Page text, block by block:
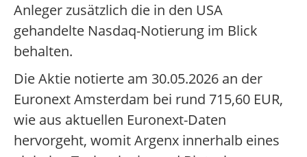
Anleger zusätzlich die in den USA
gehandelte Nasdaq-Notierung im Blick
behalten.
Die Aktie notierte am 30.05.2026 an der
Euronext Amsterdam bei rund 715,60 EUR,
wie aus aktuellen Euronext-Daten
hervorgeht, womit Argenx innerhalb eines